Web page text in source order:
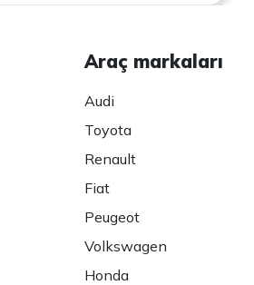
Araç markaları
Audi
Toyota
Renault
Fiat
Peugeot
Volkswagen
Honda